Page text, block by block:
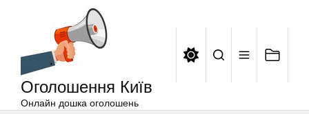
Оголошення Київ
Онлайн дошка оголошень